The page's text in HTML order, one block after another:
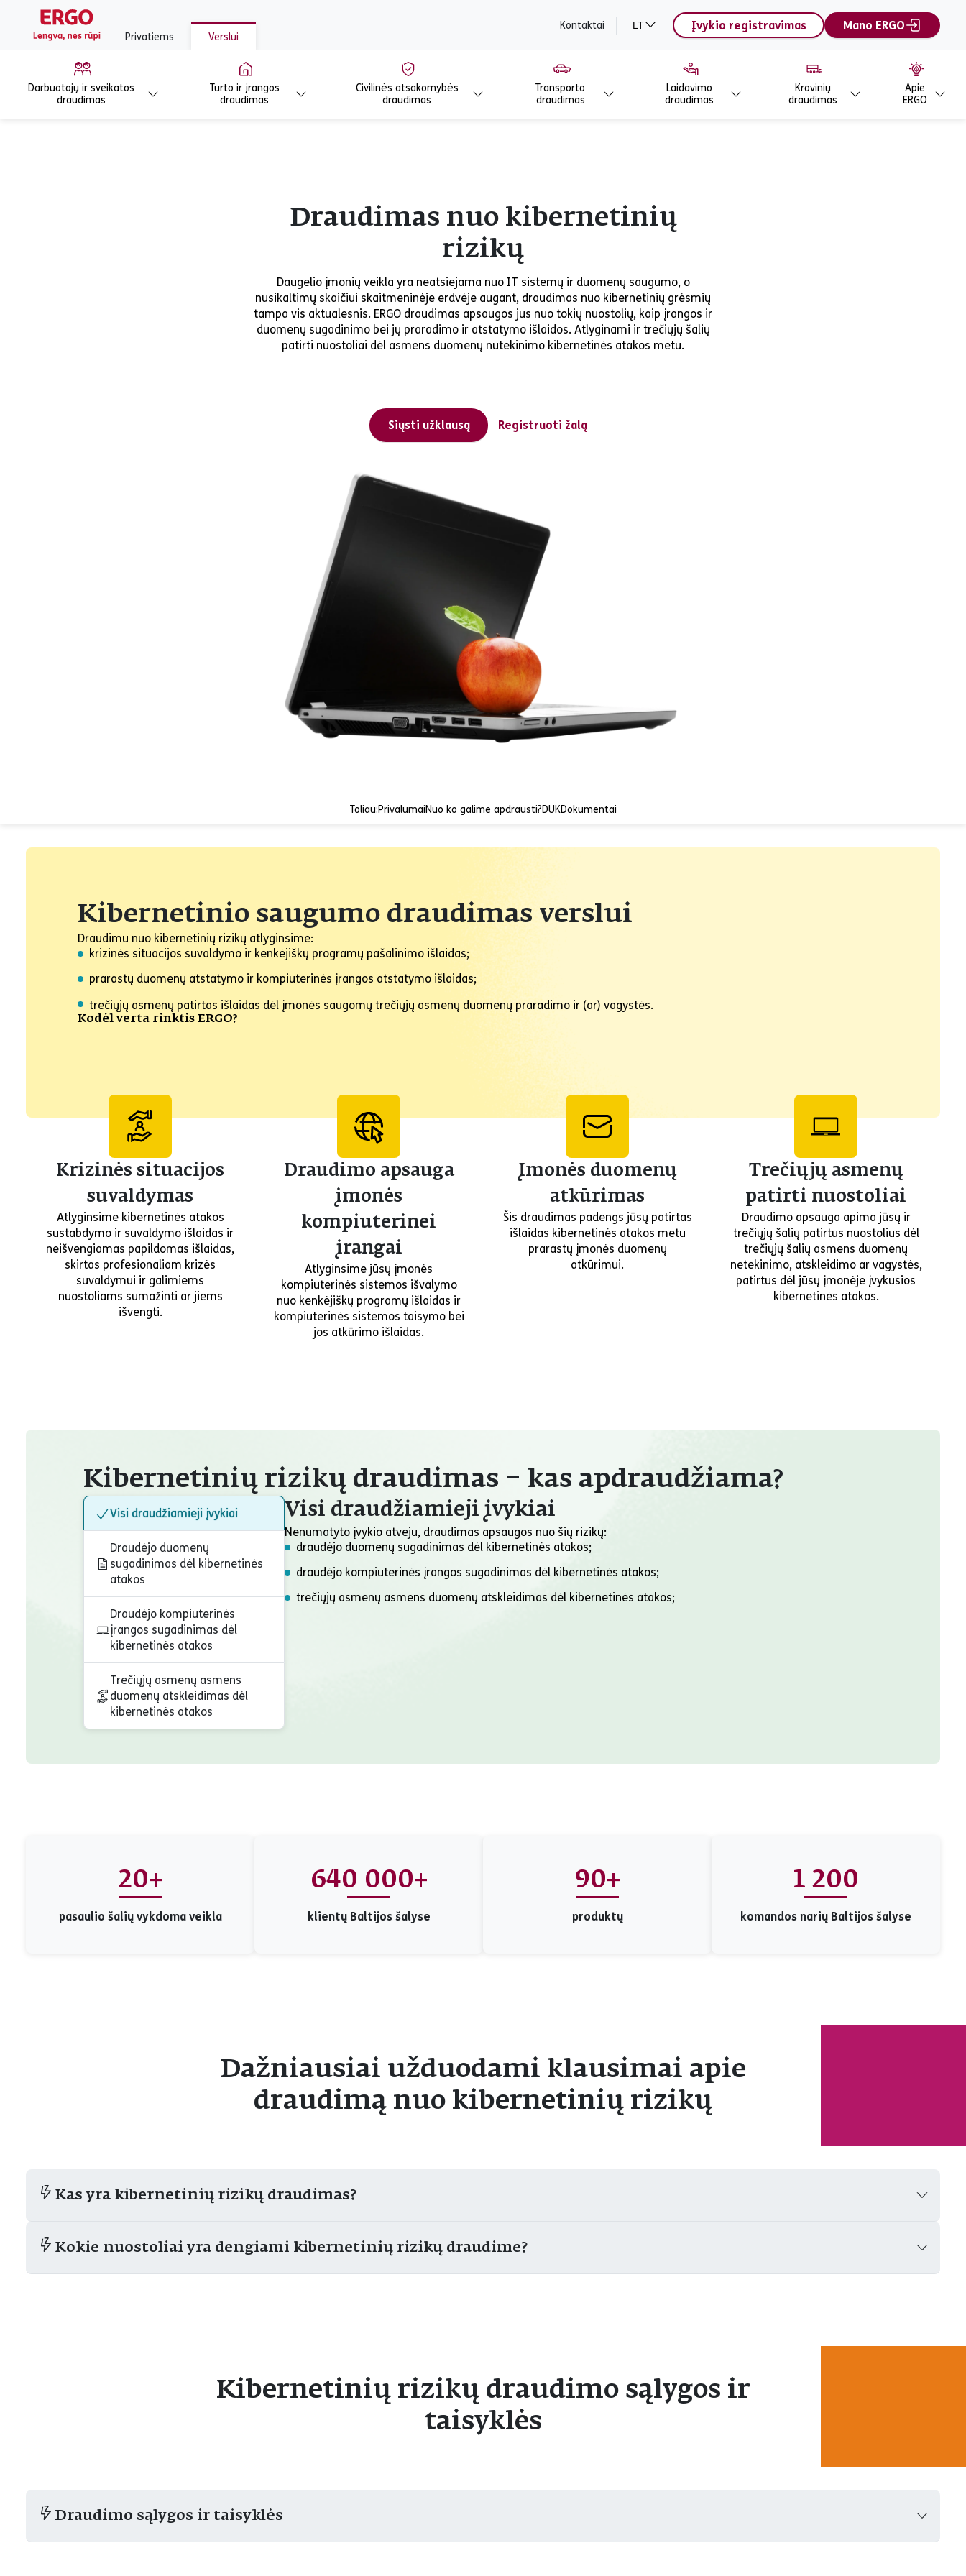
Privatiems Verslui
Kontaktai LT Įvykio registravimas Mano ERGO
Darbuotojų ir sveikatos
draudimas
Turto ir įrangos
draudimas
Civilinės atsakomybės
draudimas
Transporto
draudimas
Laidavimo
draudimas
Krovinių
draudimas
Apie
ERGO
Draudimas nuo kibernetinių
rizikų
Daugelio įmonių veikla yra neatsiejama nuo IT sistemų ir duomenų saugumo, o
nusikaltimų skaičiui skaitmeninėje erdvėje augant, draudimas nuo kibernetinių grėsmių
tampa vis aktualesnis. ERGO draudimas apsaugos jus nuo tokių nuostolių, kaip įrangos ir
duomenų sugadinimo bei jų praradimo ir atstatymo išlaidos. Atlyginami ir trečiųjų šalių
patirti nuostoliai dėl asmens duomenų nutekinimo kibernetinės atakos metu.
Siųsti užklausą Registruoti žalą
Toliau:PrivalumaiNuo ko galime apdrausti?DUKDokumentai
Kibernetinio saugumo draudimas verslui
Draudimu nuo kibernetinių rizikų atlyginsime:
krizinės situacijos suvaldymo ir kenkėjiškų programų pašalinimo išlaidas;
prarastų duomenų atstatymo ir kompiuterinės įrangos atstatymo išlaidas;
trečiųjų asmenų patirtas išlaidas dėl įmonės saugomų trečiųjų asmenų duomenų praradimo ir (ar) vagystės.
Kodėl verta rinktis ERGO?
Krizinės situacijos
suvaldymas
Atlyginsime kibernetinės atakos
sustabdymo ir suvaldymo išlaidas ir
neišvengiamas papildomas išlaidas,
skirtas profesionaliam krizės
suvaldymui ir galimiems
nuostoliams sumažinti ar jiems
išvengti.
Draudimo apsauga
įmonės
kompiuterinei
įrangai
Atlyginsime jūsų įmonės
kompiuterinės sistemos išvalymo
nuo kenkėjiškų programų išlaidas ir
kompiuterinės sistemos taisymo bei
jos atkūrimo išlaidas.
Įmonės duomenų
atkūrimas
Šis draudimas padengs jūsų patirtas
išlaidas kibernetinės atakos metu
prarastų įmonės duomenų
atkūrimui.
Trečiųjų asmenų
patirti nuostoliai
Draudimo apsauga apima jūsų ir
trečiųjų šalių patirtus nuostolius dėl
trečiųjų šalių asmens duomenų
netekinimo, atskleidimo ar vagystės,
patirtus dėl jūsų įmonėje įvykusios
kibernetinės atakos.
Kibernetinių rizikų draudimas – kas apdraudžiama?
Visi draudžiamieji įvykiai
Draudėjo duomenų
sugadinimas dėl kibernetinės
atakos
Draudėjo kompiuterinės
įrangos sugadinimas dėl
kibernetinės atakos
Trečiųjų asmenų asmens
duomenų atskleidimas dėl
kibernetinės atakos
Visi draudžiamieji įvykiai
Nenumatyto įvykio atveju, draudimas apsaugos nuo šių rizikų:
draudėjo duomenų sugadinimas dėl kibernetinės atakos;
draudėjo kompiuterinės įrangos sugadinimas dėl kibernetinės atakos;
trečiųjų asmenų asmens duomenų atskleidimas dėl kibernetinės atakos;
20+
pasaulio šalių vykdoma veikla
640 000+
klientų Baltijos šalyse
90+
produktų
1 200
komandos narių Baltijos šalyse
Dažniausiai užduodami klausimai apie
draudimą nuo kibernetinių rizikų
Kas yra kibernetinių rizikų draudimas?
Kokie nuostoliai yra dengiami kibernetinių rizikų draudime?
Kibernetinių rizikų draudimo sąlygos ir
taisyklės
Draudimo sąlygos ir taisyklės